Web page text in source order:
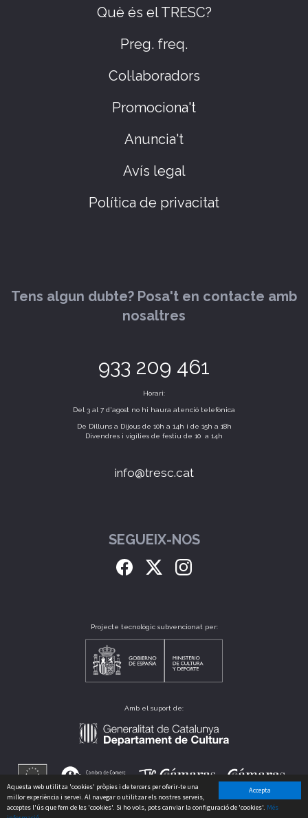
Accepta
Aquesta web utilitza 'cookies' pròpies i de tercers per oferir-te una
millor experiència i servei. Al navegar o utilitzar els nostres serveis,
acceptes l'ús que fem de les 'cookies'. Si ho vols, pots canviar la configuració de 'cookies'. Més
Què és el TRESC?
Preg. freq.
Col·laboradors
Promociona't
Anuncia't
Avís legal
Política de privacitat
Tens algun dubte? Posa't en contacte amb
nosaltres
933 209 461
Horari:
Del 3 al 7 d'agost no hi haura atenció telefònica
De Dilluns a Dijous de 10h a 14h i de 15h a 18h
Divendres i vigílies de festiu de 10 a 14h
info@tresc.cat
SEGUEIX-NOS
Projecte tecnològic subvencionat per:
Amb el suport de: